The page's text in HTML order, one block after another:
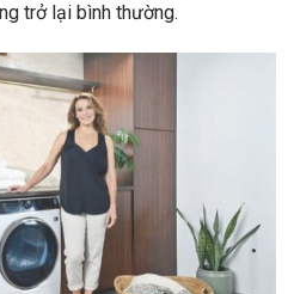
trở lại bình thường.